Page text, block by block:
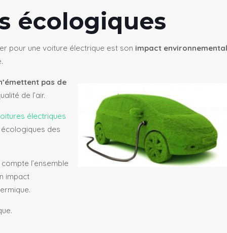
écologiques
pour une voiture électrique est son impact
pas de
de l’air.
électriques
des
l’ensemble
impact